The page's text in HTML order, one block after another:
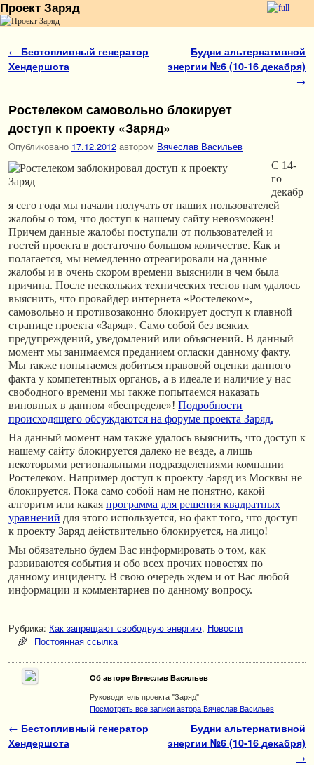
Проект Заряд
Навигация по записям
← Бестопливный генератор
Хендершота
Будни альтернативной
энергии №6 (10-16 декабря)
→
Ростелеком самовольно блокирует
доступ к проекту «Заряд»
Опубликовано 17.12.2012 автором Вячеслав Васильев
C 14-
го
декабр
я сего года мы начали получать от наших пользователей
жалобы о том, что доступ к нашему сайту невозможен!
Причем данные жалобы поступали от пользователей и
гостей проекта в достаточно большом количестве. Как и
полагается, мы немедленно отреагировали на данные
жалобы и в очень скором времени выяснили в чем была
причина. После нескольких технических тестов нам удалось
выяснить, что провайдер интернета «Ростелеком»,
самовольно и противозаконно блокирует доступ к главной
странице проекта «Заряд». Само собой без всяких
предупреждений, уведомлений или объяснений. В данный
момент мы занимаемся преданием огласки данному факту.
Мы также попытаемся добиться правовой оценки данного
факта у компетентных органов, а в идеале и наличие у нас
свободного времени мы также попытаемся наказать
виновных в данном «беспределе»! Подробности
происходящего обсуждаются на форуме проекта Заряд.
На данный момент нам также удалось выяснить, что доступ к
нашему сайту блокируется далеко не везде, а лишь
некоторыми региональными подразделениями компании
Ростелеком. Например доступ к проекту Заряд из Москвы не
блокируется. Пока само собой нам не понятно, какой
алгоритм или какая программа для решения квадратных
уравнений для этого используется, но факт того, что доступ
к проекту Заряд действительно блокируется, на лицо!
Мы обязательно будем Вас информировать о том, как
развиваются события и обо всех прочих новостях по
данному инциденту. В свою очередь ждем и от Вас любой
информации и комментариев по данному вопросу.
Рубрика: Как запрещают свободную энергию, Новости
Постоянная ссылка
Об авторе Вячеслав Васильев
Руководитель проекта "Заряд"
Посмотреть все записи автора Вячеслав Васильев
Навигация по записям
← Бестопливный генератор
Хендершота
Будни альтернативной
энергии №6 (10-16 декабря)
→